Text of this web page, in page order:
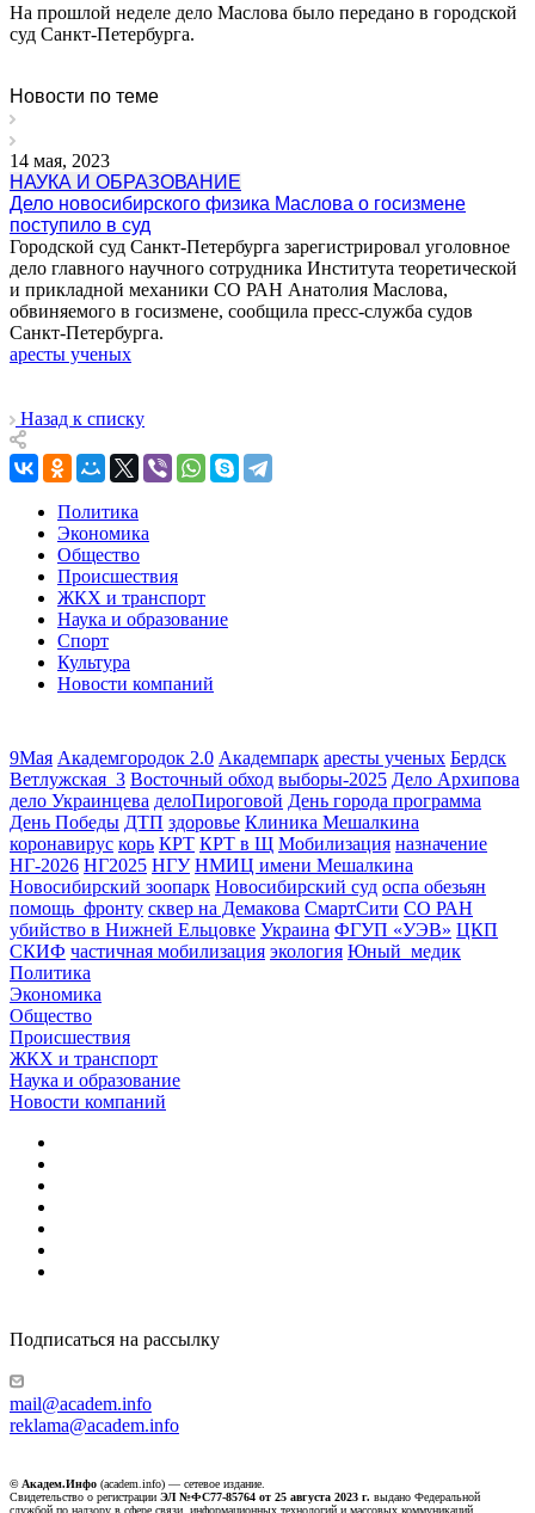
На прошлой неделе дело Маслова было передано в городской
суд Санкт-Петербурга.
Новости по теме
14 мая, 2023
НАУКА И ОБРАЗОВАНИЕ
Дело новосибирского физика Маслова о госизмене
поступило в суд
Городской суд Санкт-Петербурга зарегистрировал уголовное
дело главного научного сотрудника Института теоретической
и прикладной механики СО РАН Анатолия Маслова,
обвиняемого в госизмене, сообщила пресс-служба судов
Санкт-Петербурга.
аресты ученых
Назад к списку
Политика
Экономика
Общество
Происшествия
ЖКХ и транспорт
Наука и образование
Спорт
Культура
Новости компаний
9Мая Академгородок 2.0 Академпарк аресты ученых Бердск
Ветлужская_3 Восточный обход выборы-2025 Дело Архипова
дело Украинцева делоПироговой День города программа
День Победы ДТП здоровье Клиника Мешалкина
коронавирус корь КРТ КРТ в Щ Мобилизация назначение
НГ-2026 НГ2025 НГУ НМИЦ имени Мешалкина
Новосибирский зоопарк Новосибирский суд оспа обезьян
помощь_фронту сквер на Демакова СмартСити СО РАН
убийство в Нижней Ельцовке Украина ФГУП «УЭВ» ЦКП
СКИФ частичная мобилизация экология Юный_медик
Политика
Экономика
Общество
Происшествия
ЖКХ и транспорт
Наука и образование
Новости компаний
Подписаться на рассылку
mail@academ.info
reklama@academ.info
© Академ.Инфо (academ.info) — сетевое издание.
Свидетельство о регистрации ЭЛ №ФС77-85764 от 25 августа 2023 г. выдано Федеральной
службой по надзору в сфере связи, информационных технологий и массовых коммуникаций